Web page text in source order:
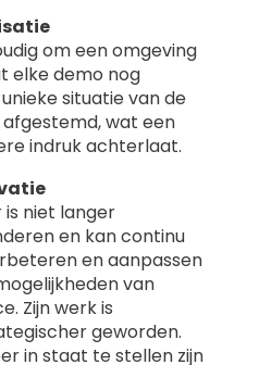
om een omgeving
elke demo nog
situatie van de
wat een
indruk achterlaat.
is niet langer
en kan continu
en aanpassen
van
Zijn werk is
geworden.
in staat te stellen zijn